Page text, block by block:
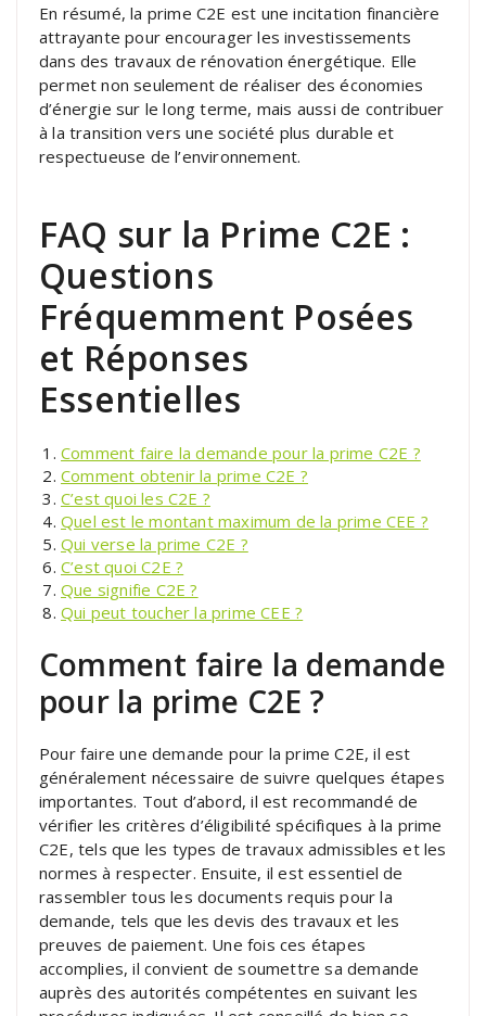
En résumé, la prime C2E est une incitation financière
attrayante pour encourager les investissements
dans des travaux de rénovation énergétique. Elle
permet non seulement de réaliser des économies
d’énergie sur le long terme, mais aussi de contribuer
à la transition vers une société plus durable et
respectueuse de l’environnement.
FAQ sur la Prime C2E :
Questions
Fréquemment Posées
et Réponses
Essentielles
Comment faire la demande pour la prime C2E ?
Comment obtenir la prime C2E ?
C’est quoi les C2E ?
Quel est le montant maximum de la prime CEE ?
Qui verse la prime C2E ?
C’est quoi C2E ?
Que signifie C2E ?
Qui peut toucher la prime CEE ?
Comment faire la demande
pour la prime C2E ?
Pour faire une demande pour la prime C2E, il est
généralement nécessaire de suivre quelques étapes
importantes. Tout d’abord, il est recommandé de
vérifier les critères d’éligibilité spécifiques à la prime
C2E, tels que les types de travaux admissibles et les
normes à respecter. Ensuite, il est essentiel de
rassembler tous les documents requis pour la
demande, tels que les devis des travaux et les
preuves de paiement. Une fois ces étapes
accomplies, il convient de soumettre sa demande
auprès des autorités compétentes en suivant les